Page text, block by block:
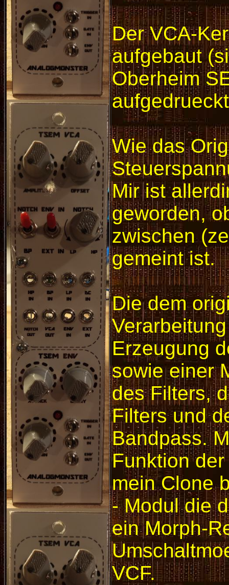
Der VCA-
aufgebaut
Oberheim
Wie das
Mir ist
geworden,
zwischen
gemeint ist.
Die dem
Erzeugung
sowie einer
des Filters,
Filters und
Bandpass.
Funktion
mein Clone
- Modul die
ein Morph-
VCF.